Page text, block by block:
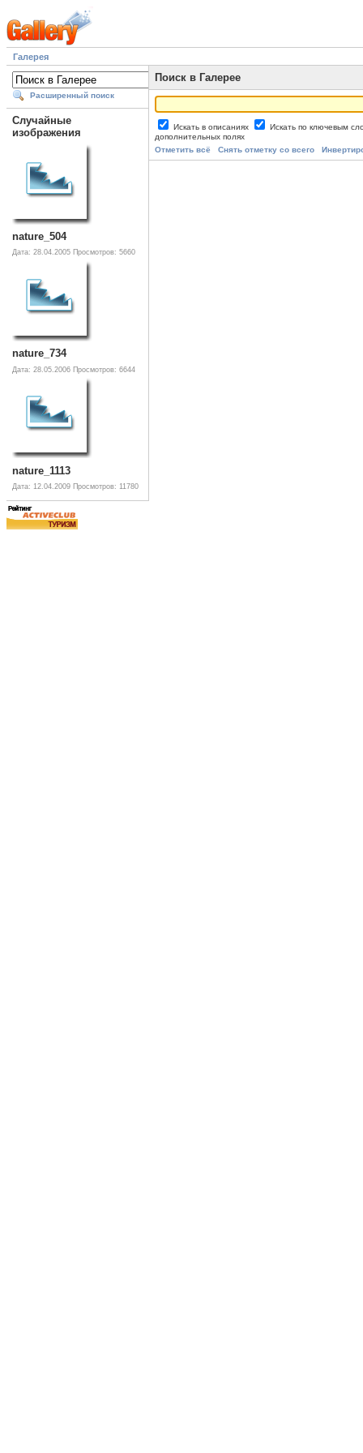
Галерея
Расширенный поиск
Случайные
изображения
nature_504
Дата: 28.04.2005 Просмотров: 5660
nature_734
Дата: 28.05.2006 Просмотров: 6644
nature_1113
Дата: 12.04.2009 Просмотров: 11780
Поиск в Галерее
Искать в описаниях
Искать по ключевым
дополнительных полях
Отметить всё
Снять отметку со всего